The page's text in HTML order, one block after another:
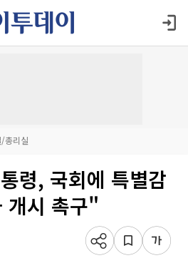
총리실
령, 국회에 특별감
개시 촉구"